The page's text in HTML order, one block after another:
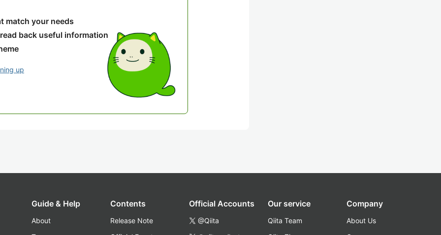
match your needs
back useful information
up
Guide & Help
About
Contents
Release Note
Official Accounts
@Qiita
Our service
Qiita Team
Company
About Us